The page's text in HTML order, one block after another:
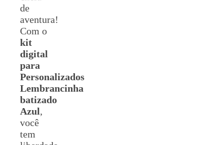
de
aventura!
Com o
kit
digital
para
Personalizados
Lembrancinha
batizado
Azul,
você
tem